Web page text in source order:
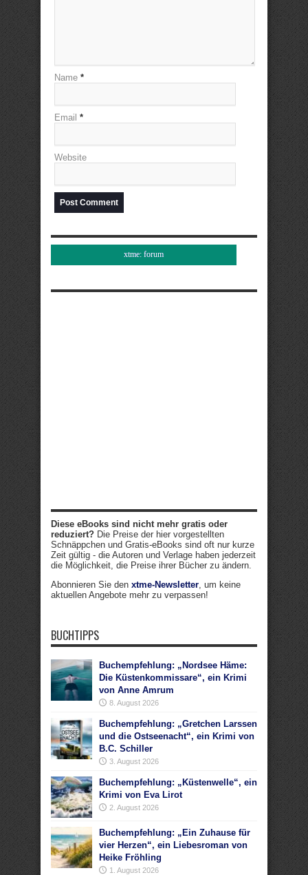
Name *
Email *
Website
xtme: forum
Diese eBooks sind nicht mehr gratis oder
reduziert? Die Preise der hier vorgestellten
Schnäppchen und Gratis-eBooks sind oft nur kurze
Zeit gültig - die Autoren und Verlage haben jederzeit
die Möglichkeit, die Preise ihrer Bücher zu ändern.
Abonnieren Sie den xtme-Newsletter, um keine
aktuellen Angebote mehr zu verpassen!
BUCHTIPPS
Buchempfehlung: „Nordsee Häme:
Die Küstenkommissare“, ein Krimi
von Anne Amrum
8. August 2026
Buchempfehlung: „Gretchen Larssen
und die Ostseenacht“, ein Krimi von
B.C. Schiller
3. August 2026
Buchempfehlung: „Küstenwelle“, ein
Krimi von Eva Lirot
2. August 2026
Buchempfehlung: „Ein Zuhause für
vier Herzen“, ein Liebesroman von
Heike Fröhling
1. August 2026